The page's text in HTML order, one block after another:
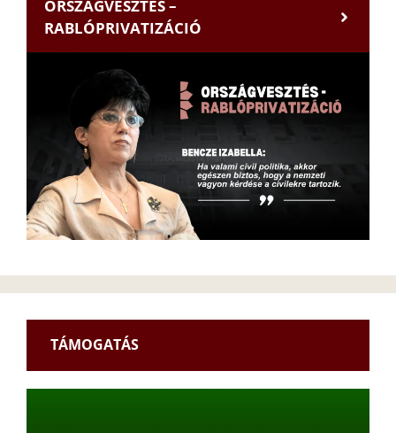
ORSZÁGVESZTÉS –
RABLÓPRIVATIZÁCIÓ
TÁMOGATÁS